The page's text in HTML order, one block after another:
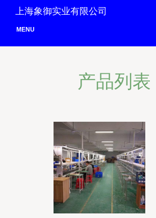
上海象御实业有限公司
MENU
产品列表